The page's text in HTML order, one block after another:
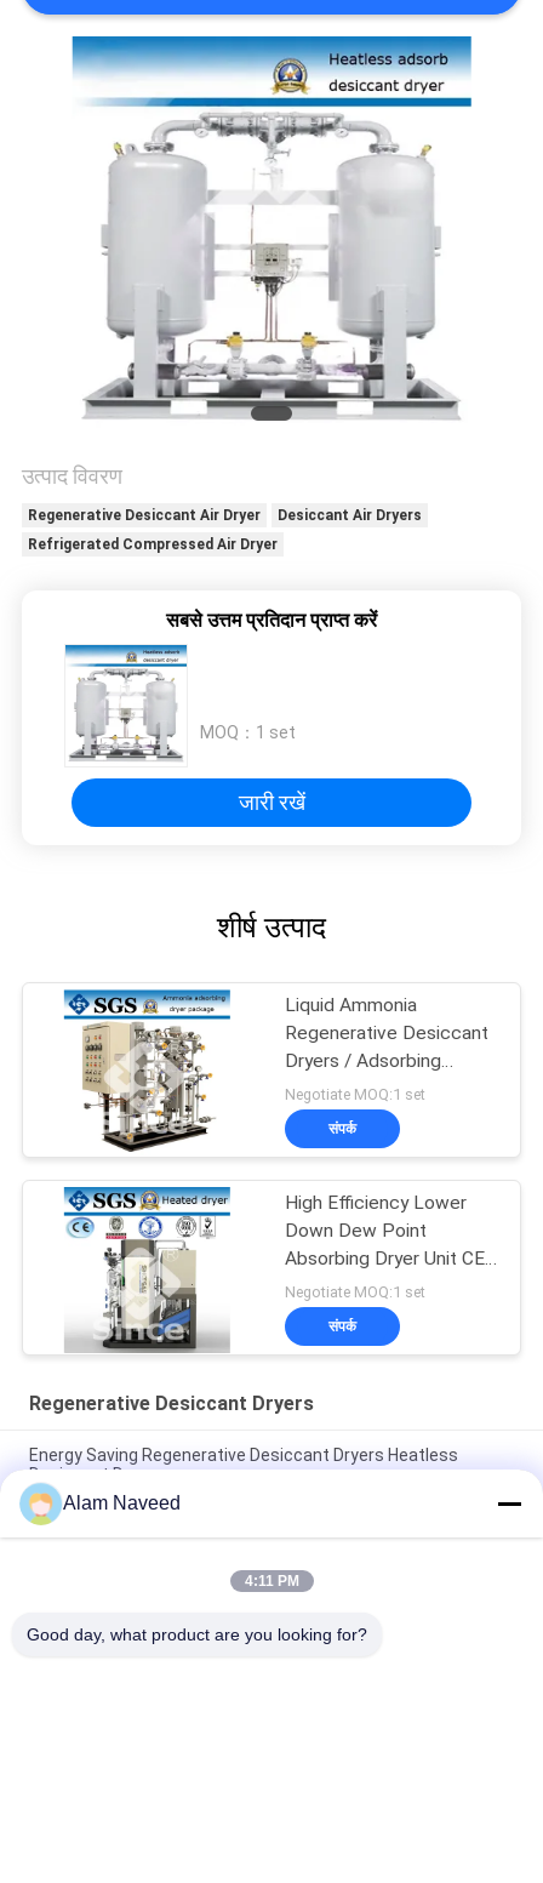
समाचार
साइटमैप
गोपनीयता
नीति
उत्पाद विवरण
Regenerative Desiccant Air Dryer
Desiccant Air Dryers
Refrigerated Compressed Air Dryer
सबसे उत्तम प्रतिदान प्राप्त करें
MOQ： 1 set
जारी रखें
शीर्ष उत्पाद
Liquid Ammonia
Regenerative Desiccant
Dryers / Adsorbing
Desiccant Dryers
Negotiate MOQ:1 set
संपर्क
High Efficiency Lower
Down Dew Point
Absorbing Dryer Unit CE /
BV / Approved
Negotiate MOQ:1 set
संपर्क
Regenerative Desiccant Dryers
Energy Saving Regenerative Desiccant Dryers Heatless
Desiccant Dryers
Heated Regenerative Desiccant Dryers / Carbon Steel
Desiccant Air Dryers
Heatless Regenerative Desiccant Dryers System 5-
Alam Naveed
4:11 PM
Good day, what product are you looking for?